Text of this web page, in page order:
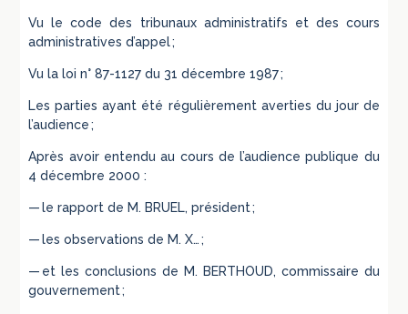
Vu le code des tribunaux administratifs et des cours
administratives d’appel ;
Vu la loi n° 87-1127 du 31 décembre 1987 ;
Les parties ayant été régulièrement averties du jour de
l’audience ;
Après avoir entendu au cours de l’audience publique du
4 décembre 2000 :
— le rapport de M. BRUEL, président ;
— les observations de M. X… ;
— et les conclusions de M. BERTHOUD, commissaire du
gouvernement ;